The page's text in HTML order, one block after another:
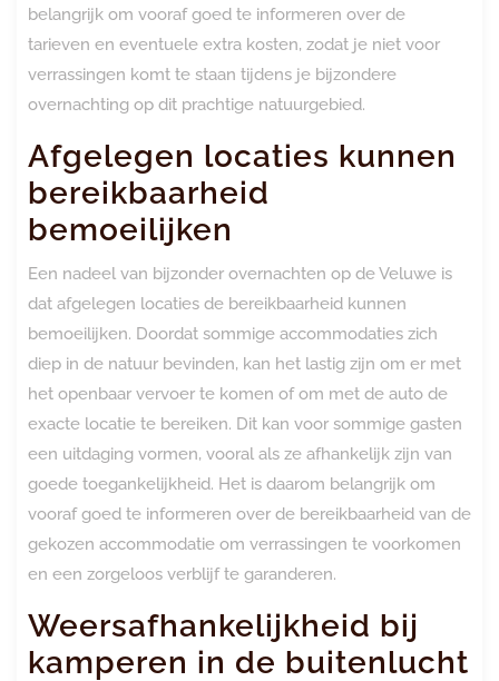
belangrijk om vooraf goed te informeren over de
tarieven en eventuele extra kosten, zodat je niet voor
verrassingen komt te staan tijdens je bijzondere
overnachting op dit prachtige natuurgebied.
Afgelegen locaties kunnen
bereikbaarheid
bemoeilijken
Een nadeel van bijzonder overnachten op de Veluwe is
dat afgelegen locaties de bereikbaarheid kunnen
bemoeilijken. Doordat sommige accommodaties zich
diep in de natuur bevinden, kan het lastig zijn om er met
het openbaar vervoer te komen of om met de auto de
exacte locatie te bereiken. Dit kan voor sommige gasten
een uitdaging vormen, vooral als ze afhankelijk zijn van
goede toegankelijkheid. Het is daarom belangrijk om
vooraf goed te informeren over de bereikbaarheid van de
gekozen accommodatie om verrassingen te voorkomen
en een zorgeloos verblijf te garanderen.
Weersafhankelijkheid bij
kamperen in de buitenlucht